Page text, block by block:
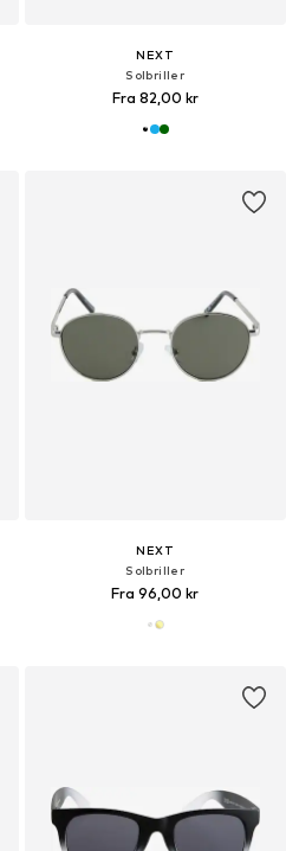
NEXT
Solbriller
Fra 82,00 kr
NEXT
Solbriller
Fra 96,00 kr